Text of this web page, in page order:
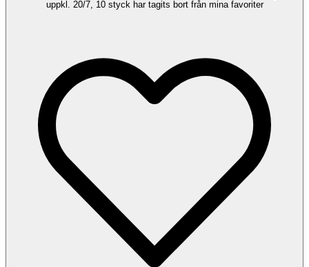
uppkl. 20/7, 10 styck har tagits bort från mina favoriter